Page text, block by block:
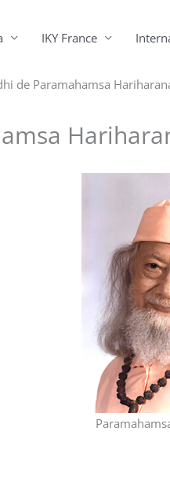
IKY France
de Paramahamsa